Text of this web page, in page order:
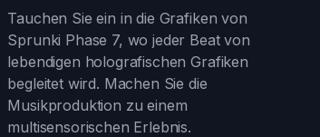
Tauchen Sie ein in die Grafiken von
Sprunki Phase 7, wo jeder Beat von
lebendigen holografischen Grafiken
begleitet wird. Machen Sie die
Musikproduktion zu einem
multisensorischen Erlebnis.